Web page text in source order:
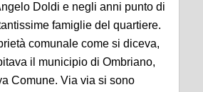
Doldi e negli anni punto di
famiglie del quartiere.
comunale come si diceva,
il municipio di Ombriano,
Comune. Via via si sono